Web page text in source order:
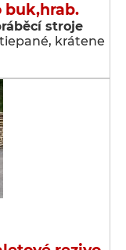
buk,hrab.
stroje
krátene